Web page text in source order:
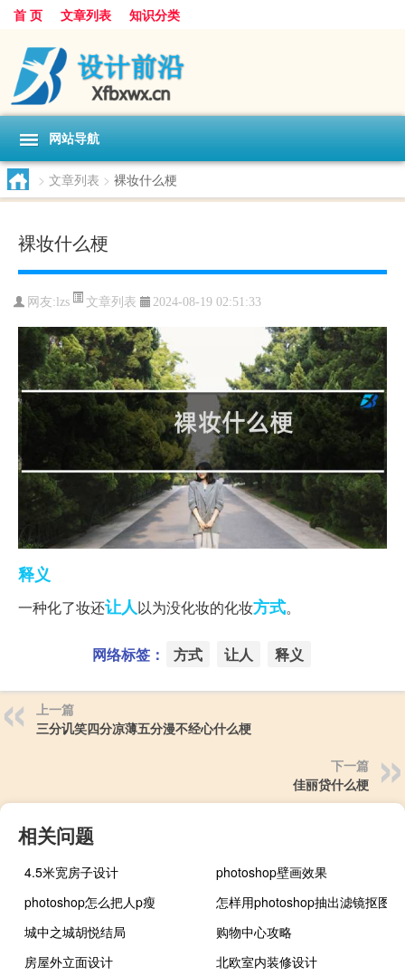
首 页 文章列表 知识分类
网站导航
> 文章列表 > 裸妆什么梗
裸妆什么梗
网友: lzs 文章列表 2024-08-19 02:51:33
释义
一种化了妆还让人以为没化妆的化妆方式。
网络标签： 方式 让人 释义
上一篇
三分讥笑四分凉薄五分漫不经心什么梗
下一篇
佳丽贷什么梗
相关问题
4.5米宽房子设计
photoshop壁画效果
photoshop怎么把人p瘦
怎样用photoshop抽出滤镜抠图
城中之城胡悦结局
购物中心攻略
房屋外立面设计
北欧室内装修设计